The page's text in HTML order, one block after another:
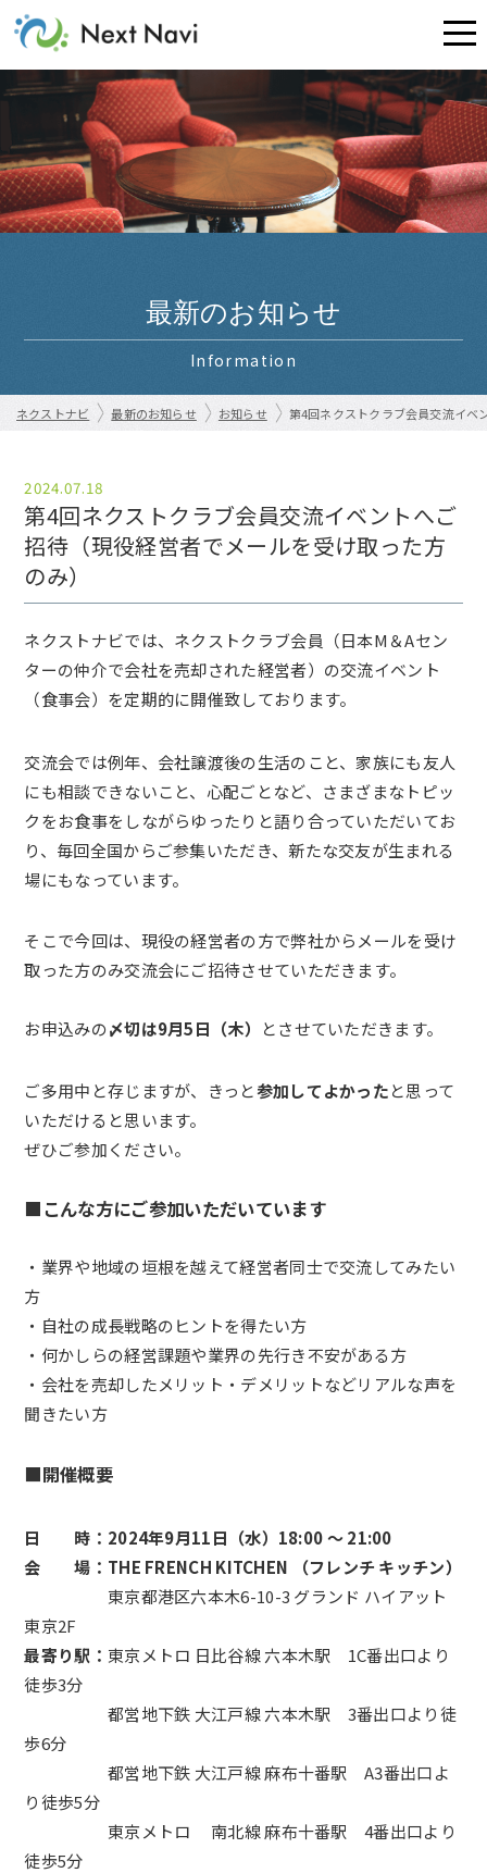
最新のお知らせ
Information
ネクストナビ 最新のお知らせ お知らせ 第4回ネクストクラブ会員交流イベ
2024.07.18
第4回ネクストクラブ会員交流イベントへご
招待（現役経営者でメールを受け取った方
のみ）
ネクストナビでは、ネクストクラブ会員（日本M＆Aセン
ターの仲介で会社を売却された経営者）の交流イベント
（食事会）を定期的に開催致しております。
交流会では例年、会社譲渡後の生活のこと、家族にも友人
にも相談できないこと、心配ごとなど、さまざまなトピッ
クをお食事をしながらゆったりと語り合っていただいてお
り、毎回全国からご参集いただき、新たな交友が生まれる
場にもなっています。
そこで今回は、現役の経営者の方で弊社からメールを受け
取った方のみ交流会にご招待させていただきます。
お申込みの〆切は9月5日（木） とさせていただきます。
ご多用中と存じますが、きっと参加してよかったと思って
いただけると思います。
ぜひご参加ください。
■こんな方にご参加いただいています
・業界や地域の垣根を越えて経営者同士で交流してみたい
方
・自社の成長戦略のヒントを得たい方
・何かしらの経営課題や業界の先行き不安がある方
・会社を売却したメリット・デメリットなどリアルな声を
聞きたい方
■開催概要
日 時：2024年9月11日（水）18:00 ～ 21:00
会 場：THE FRENCH KITCHEN （フレンチ キッチン）
東京都港区六本木6-10-3 グランド ハイアット
東京2F
最寄り駅： 東京メトロ 日比谷線 六本木駅 1C番出口より
徒歩3分
都営地下鉄 大江戸線 六本木駅 3番出口より徒
歩6分
都営地下鉄 大江戸線 麻布十番駅 A3番出口よ
り徒歩5分
東京メトロ 南北線 麻布十番駅 4番出口より
徒歩5分